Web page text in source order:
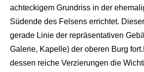
achteckigem Grundriss in der ehemali
Südende des Felsens errichtet.
gerade Linie der repräsentativen
Galerie, Kapelle) der oberen Burg fort.
dessen reiche Verzierungen die Wich